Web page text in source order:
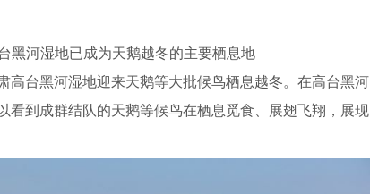
黑河湿地已成为天鹅越冬的主要栖息地
高台黑河湿地迎来天鹅等大批候鸟栖息越冬。在高台黑河
看到成群结队的天鹅等候鸟在栖息觅食、展翅飞翔，展现